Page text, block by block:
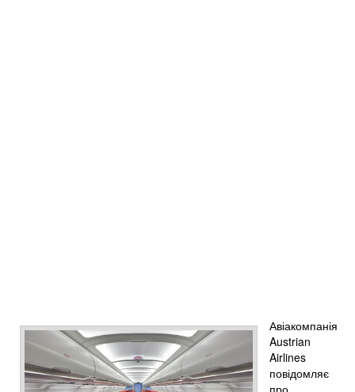
Авіакомпанія
Austrian
Airlines
повідомляє
про